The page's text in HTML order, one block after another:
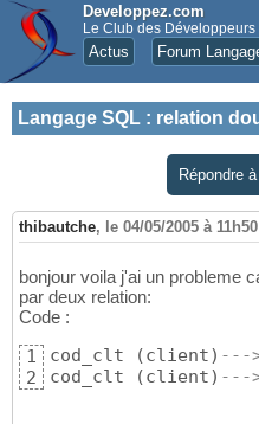
Developpez.com
Le Club des Développeurs
Actus Forum
Langage SQL : relation
Répondre
thibautche, le 04/05/2005 à 11h50
bonjour voila j'ai un probleme
par deux relation:
Code :
1
2
cod_clt (client) ---
cod_clt
(client) ---